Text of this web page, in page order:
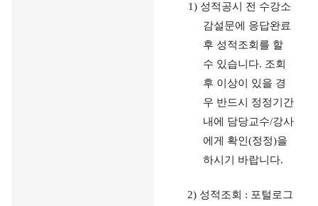
1) 성적공시 전 수강소
감설문에 응답완료
후 성적조회를 할
수 있습니다. 조회
후 이상이 있을 경
우 반드시 정정기간
내에 담당교수/강사
에게 확인 (정정)을
하시기 바랍니다.
2) 성적조회 : 포털로그